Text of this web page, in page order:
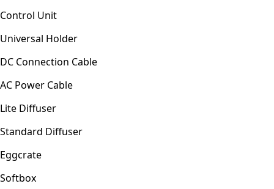
Control Unit
Universal Holder
DC Connection Cable
AC Power Cable
Lite Diffuser
Standard Diffuser
Eggcrate
Softbox